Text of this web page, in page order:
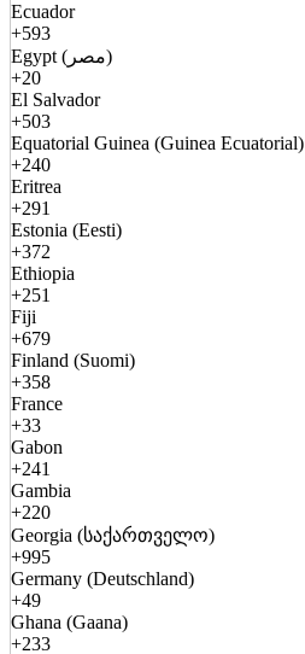
Ecuador
+593
Egypt (مصر)
+20
El Salvador
+503
Equatorial Guinea (Guinea Ecuatorial)
+240
Eritrea
+291
Estonia (Eesti)
+372
Ethiopia
+251
Fiji
+679
Finland (Suomi)
+358
France
+33
Gabon
+241
Gambia
+220
Georgia (საქართველო)
+995
Germany (Deutschland)
+49
Ghana (Gaana)
+233